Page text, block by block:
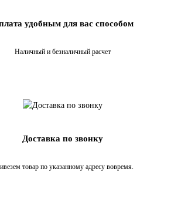
удобным для вас способом
Наличный и безналичный расчет
Доставка по звонку
товар по указанному адресу вовремя.